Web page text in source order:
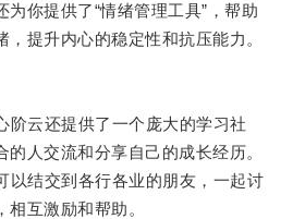
为你提供了“情绪管理工具”，帮助
提升内心的稳定性和抗压能力。
云还提供了一个庞大的学习社
人交流和分享自己的成长经历。
结交到各行各业的朋友，一起讨
互激励和帮助。